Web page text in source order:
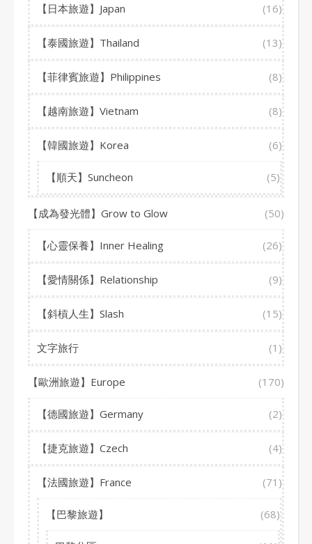
【日本旅遊】Japan (16)
【泰國旅遊】Thailand (13)
【菲律賓旅遊】Philippines (8)
【越南旅遊】Vietnam (8)
【韓國旅遊】Korea (6)
【順天】Suncheon (5)
【成為發光體】Grow to Glow (50)
【心靈保養】Inner Healing (26)
【愛情關係】Relationship (9)
【斜槓人生】Slash (15)
文字旅行 (1)
【歐洲旅遊】Europe (170)
【德國旅遊】Germany (2)
【捷克旅遊】Czech (4)
【法國旅遊】France (71)
【巴黎旅遊】 (68)